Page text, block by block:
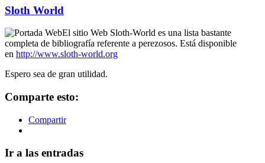
Sloth World
El sitio Web Sloth-World es una lista bastante
completa de bibliografía referente a perezosos. Está disponible
en http://www.sloth-world.org
Espero sea de gran utilidad.
Comparte esto:
Compartir
Ir a las entradas